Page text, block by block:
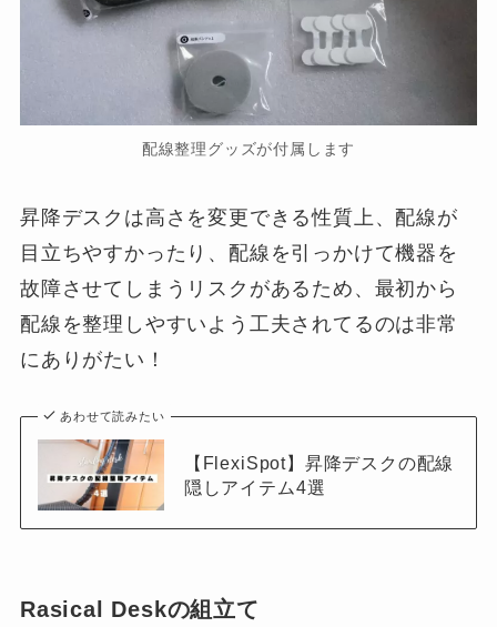
配線整理グッズが付属します
昇降デスクは高さを変更できる性質上、配線が
目立ちやすかったり、配線を引っかけて機器を
故障させてしまうリスクがあるため、最初から
配線を整理しやすいよう工夫されてるのは非常
にありがたい！
あわせて読みたい
【FlexiSpot】昇降デスクの配線
隠しアイテム4選
Rasical Deskの組立て